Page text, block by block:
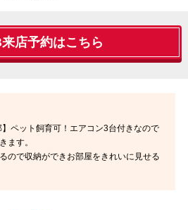
店予約はこちら
】ペット飼育可！エアコン3台付きなので
ます。
ので収納ができお部屋をきれいに見せる